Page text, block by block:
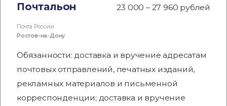
Почтальон 23 000 – 27 960 рублей
Почта России
Ростов-на-Дону
Обязанности: доставка и вручение адресатам
почтовых отправлений, печатных изданий,
рекламных материалов и письменной
корреспонденции; доставка и вручение